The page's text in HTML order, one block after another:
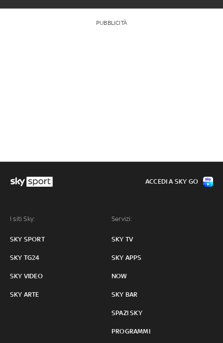
PUBBLICITÀ
I siti Sky:
SKY SPORT
SKY TG24
SKY VIDEO
SKY ARTE
Servizi:
SKY TV
SKY APPS
NOW
SKY BAR
SPAZI SKY
PROGRAMMI
ACCEDI A SKY GO